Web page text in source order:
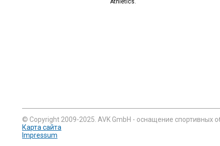
Athletics.
© Copyright 2009-2025. AVK GmbH - оснащение спортивных
Карта сайта
Impressum